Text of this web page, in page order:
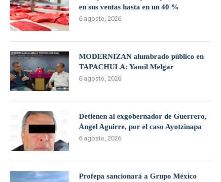
en sus ventas hasta en un 40 %
6 agosto, 2026
MODERNIZAN alumbrado público en
TAPACHULA: Yamil Melgar
6 agosto, 2026
Detienen al exgobernador de Guerrero,
Ángel Aguirre, por el caso Ayotzinapa
6 agosto, 2026
Profepa sancionará a Grupo México